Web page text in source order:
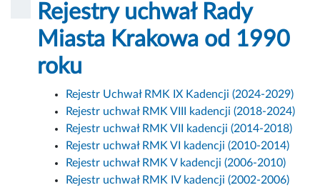
Rejestry uchwał Rady
Miasta Krakowa od 1990
roku
Rejestr Uchwał RMK IX Kadencji (2024-2029)
Rejestr uchwał RMK VIII kadencji (2018-2024)
Rejestr uchwał RMK VII kadencji (2014-2018)
Rejestr uchwał RMK VI kadencji (2010-2014)
Rejestr uchwał RMK V kadencji (2006-2010)
Rejestr uchwał RMK IV kadencji (2002-2006)